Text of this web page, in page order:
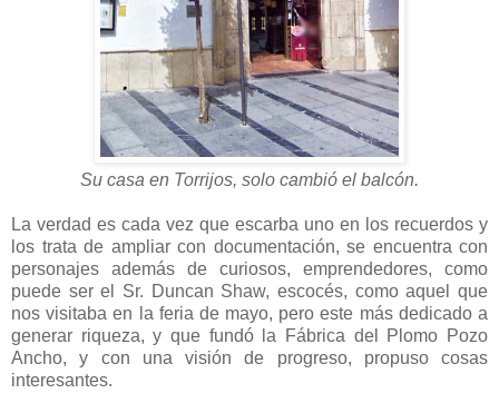
Su casa en Torrijos, solo cambió el balcón.
La verdad es cada vez que escarba uno en los recuerdos y
los trata de ampliar con documentación, se encuentra con
personajes además de curiosos, emprendedores, como
puede ser el Sr. Duncan Shaw, escocés, como aquel que
nos visitaba en la feria de mayo, pero este más dedicado a
generar riqueza, y que fundó la Fábrica del Plomo Pozo
Ancho, y con una visión de progreso, propuso cosas
interesantes.